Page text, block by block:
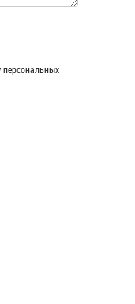
персональных